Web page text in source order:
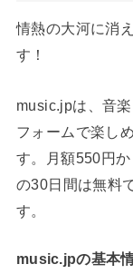
情熱の大河に消
す！
music.jpは、音
フォームで楽し
す。月額550円
の30日間は無料
す。
music.jpの基本